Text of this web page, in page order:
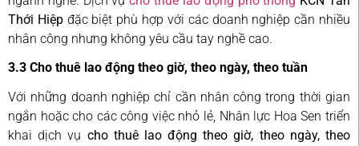
Thới Hiệpđặc biệt phù hợp với các doanh nghiệp cần nhiều
nhân công nhưng không yêu cầu tay nghề cao.
3.3 Cho thuê lao động theo giờ, theo ngày, theo tuần
Với những doanh nghiệp chỉ cần nhân công trong thời gian
ngắn hoặc cho các công việc nhỏ lẻ, Nhân lực Hoa Sen triển
khai dịch vụ cho thuê lao động theo giờ, theo ngày, theo